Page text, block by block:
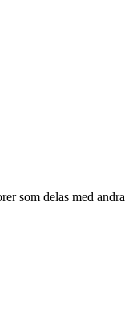
som delas med andra